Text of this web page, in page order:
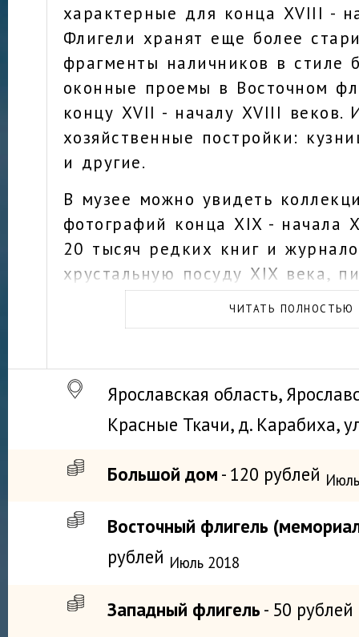
характерные для конца XVIII -
Флигели хранят еще более
фрагменты наличников в стиле
оконные проемы в Восточном
концу XVII - началу XVIII веков.
хозяйственные постройки:
и другие.
В музее можно увидеть
фотографий конца XIX - начала
20 тысяч редких книг и
хрустальную посуду XIX века,
Пушкина тогдашнему
Голицыну.
ЧИТАТЬ ПОЛНОСТЬЮ
Ярославская область,
Красные Ткачи, д. Карабиха,
Большой дом - 120 рублей
Восточный флигель
рублей Июль 2018
Западный флигель - 50 рублей